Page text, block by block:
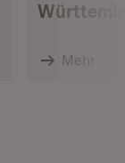
Mehr